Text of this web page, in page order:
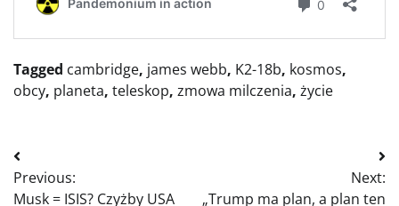
Tagged cambridge, james webb, K2-18b, kosmos,
obcy, planeta, teleskop, zmowa milczenia, życie
Nawigacja
wpisu
Previous:
Musk = ISIS? Czyżby USA
Next:
„Trump ma plan, a plan ten